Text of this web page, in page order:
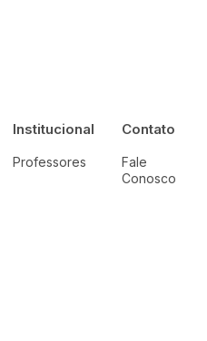
Institucional
Professores
Contato
Fale
Conosco